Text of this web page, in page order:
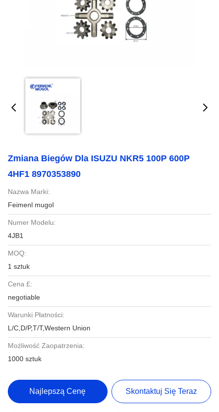
Zmiana Biegów Dla ISUZU NKR5 100P 600P
4HF1 8970353890
Nazwa Marki:
Feimenl mugol
Numer Modelu:
4JB1
MOQ:
1 sztuk
Cena £:
negotiable
Warunki Płatności:
L/C,D/P,T/T,Western Union
Możliwość Zaopatrzenia:
1000 sztuk
Najlepszą Cenę Skontaktuj Się Teraz